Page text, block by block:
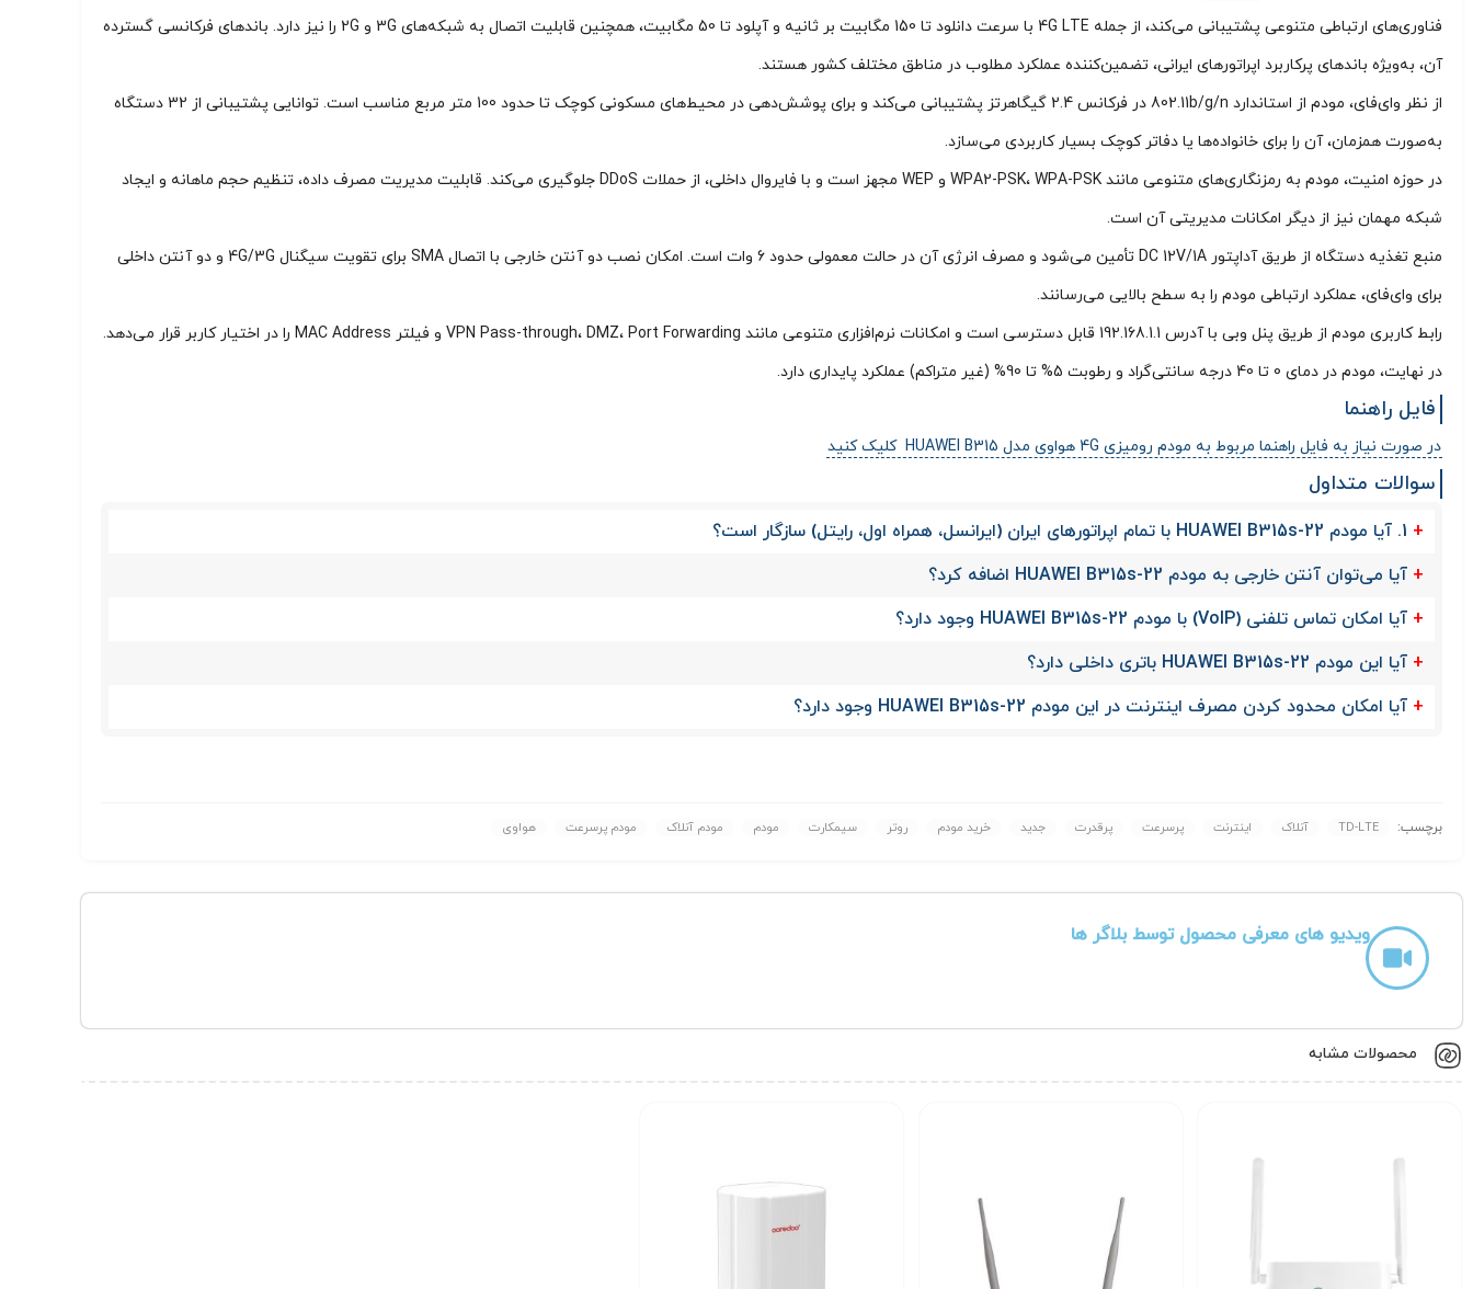
فناوری‌های ارتباطی متنوعی پشتیبانی می‌کند، از جمله 4G LTE با سرعت دانلود تا 150 مگابیت بر ثانیه و آپلود تا 50 مگابیت، همچنین قابلیت اتصال به شبکه‌های 3G و 2G را نیز دارد. باندهای فرکانسی گسترده
آن، به‌ویژه باندهای پرکاربرد اپراتورهای ایرانی، تضمین‌کننده عملکرد مطلوب در مناطق مختلف کشور هستند.
از نظر وای‌فای، مودم از استاندارد 802.11b/g/n در فرکانس 2.4 گیگاهرتز پشتیبانی می‌کند و برای پوشش‌دهی در محیط‌های مسکونی کوچک تا حدود 100 متر مربع مناسب است. توانایی پشتیبانی از 32 دستگاه
به‌صورت همزمان، آن را برای خانواده‌ها یا دفاتر کوچک بسیار کاربردی می‌سازد.
در حوزه امنیت، مودم به رمزنگاری‌های متنوعی مانند WPA2-PSK، WPA-PSK و WEP مجهز است و با فایروال داخلی، از حملات DDoS جلوگیری می‌کند. قابلیت مدیریت مصرف داده، تنظیم حجم ماهانه و ایجاد
شبکه مهمان نیز از دیگر امکانات مدیریتی آن است.
منبع تغذیه دستگاه از طریق آداپتور DC 12V/1A تأمین می‌شود و مصرف انرژی آن در حالت معمولی حدود 6 وات است. امکان نصب دو آنتن خارجی با اتصال SMA برای تقویت سیگنال 4G/3G و دو آنتن داخلی
برای وای‌فای، عملکرد ارتباطی مودم را به سطح بالایی می‌رسانند.
رابط کاربری مودم از طریق پنل وبی با آدرس 192.168.1.1 قابل دسترسی است و امکانات نرم‌افزاری متنوعی مانند VPN Pass-through، DMZ، Port Forwarding و فیلتر MAC Address را در اختیار کاربر قرار می‌دهد.
در نهایت، مودم در دمای 0 تا 40 درجه سانتی‌گراد و رطوبت 5% تا 90% (غیر متراکم) عملکرد پایداری دارد.
فایل راهنما
در صورت نیاز به فایل راهنما مربوط به مودم رومیزی 4G هواوی مدل HUAWEI B315 کلیک کنید
سوالات متداول
1. آیا مودم HUAWEI B315s-22 با تمام اپراتورهای ایران (ایرانسل، همراه اول، رایتل) سازگار است؟
آیا می‌توان آنتن خارجی به مودم HUAWEI B315s-22 اضافه کرد؟
آیا امکان تماس تلفنی (VoIP) با مودم HUAWEI B315s-22 وجود دارد؟
آیا این مودم HUAWEI B315s-22 باتری داخلی دارد؟
آیا امکان محدود کردن مصرف اینترنت در این مودم HUAWEI B315s-22 وجود دارد؟
برچسب: TD-LTE آنلاک اینترنت پرسرعت پرقدرت جدید خرید مودم روتر سیمکارت مودم مودم آنلاک مودم پرسرعت هواوی
ویدیو های معرفی محصول توسط بلاگر ها
محصولات مشابه